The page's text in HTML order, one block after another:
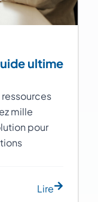
ultime
ressources
mille
pour
Lire